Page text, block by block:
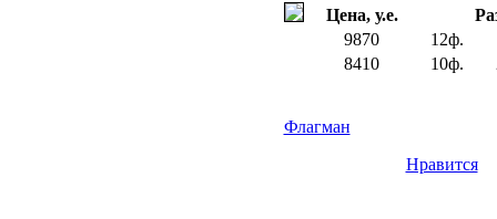
Цена, у.е.
9870
12ф.
8410
10ф.
Флагман
Нравится